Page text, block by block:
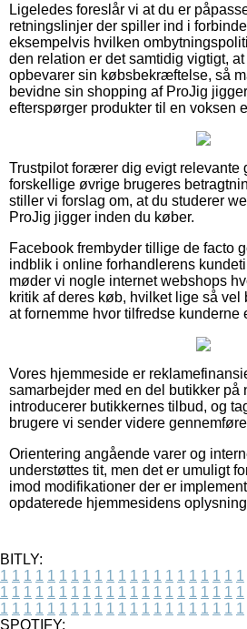
Ligeledes foreslår vi at du er
retningslinjer der spiller ind i
eksempelvis hvilken
den relation er det samtidig vigtigt,
opbevarer sin købsbekræftelse, så
bevidne sin shopping af ProJig
efterspørger produkter til en voksen
Trustpilot forærer dig evigt relevante
forskellige øvrige brugeres
stiller vi forslag om, at du studerer
ProJig jigger inden du køber.
Facebook frembyder tillige de facto
indblik i online forhandlerens
møder vi nogle internet webshops
kritik af deres køb, hvilket lige så vel
at fornemme hvor tilfredse kunderne
Vores hjemmeside er
samarbejder med en del butikker på
introducerer butikkernes tilbud, og
brugere vi sender videre
Orientering angående varer og
understøttes tit, men det er umuligt
imod modifikationer der er
opdaterede hjemmesidens
BITLY:
1 1 1 1 1 1 1 1 1 1 1 1 1 1 1 1 1 1 1 1 1
1 1 1 1 1 1 1 1 1 1 1 1 1 1 1 1 1 1 1 1 1
1 1 1 1 1 1 1 1 1 1 1 1 1 1 1 1 1 1 1 1 1
SPOTIFY: